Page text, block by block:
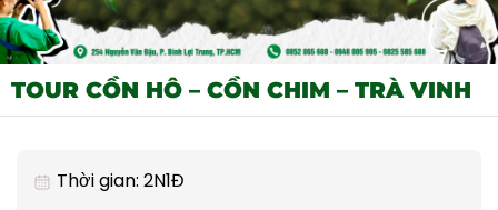
TOUR CỒN HÔ – CỒN CHIM – TRÀ VINH
Thời gian: 2N1Đ